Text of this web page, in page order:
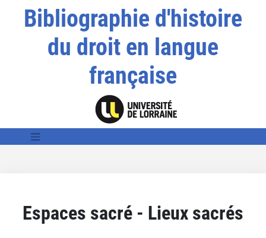
Bibliographie d'histoire
du droit en langue
française
Espaces sacré - Lieux sacrés